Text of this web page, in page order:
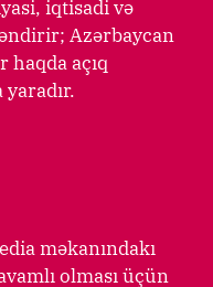
iqtisadi və
Azərbaycan
açıq
məkanındakı
olması üçün